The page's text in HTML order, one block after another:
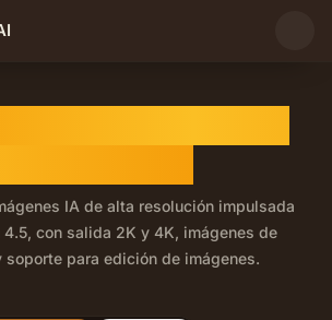
IA de alta resolución impulsada
4.5, con salida 2K y 4K, imágenes de
soporte para edición de imágenes.